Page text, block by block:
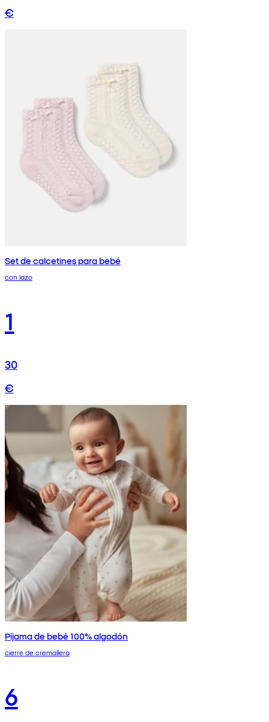
€
Set de calcetines para bebé
con lazo
1
30
€
Pijama de bebé 100% algodón
cierre de cremallera
6